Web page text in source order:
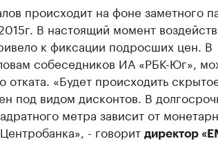
происходит на фоне заметного
В настоящий момент
к фиксации подросших цен. В
собеседников ИА «РБК-Юг»,
отката. «Будет происходить
под видом дисконтов. В
метра зависит от
- говорит директор